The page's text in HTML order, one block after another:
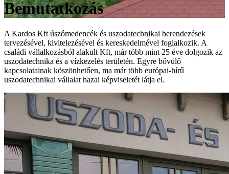
Bemutatkozás
A Kardos Kft úszómedencék és uszodatechnikai berendezések
tervezésével, kivitelezésével és kereskedelmével foglalkozik. A
családi vállalkozásból alakult Kft, már több mint 25 éve dolgozik az
uszodatechnika és a vízkezelés területén. Egyre bővülő
kapcsolatainak köszönhetően, ma már több európai-hírű
uszodatechnikai vállalat hazai képviseletét látja el.